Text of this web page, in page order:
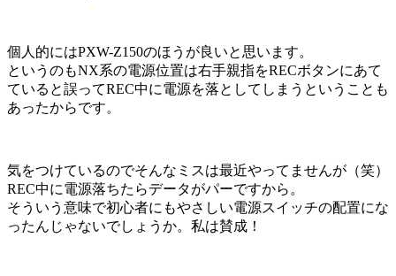
個人的にはPXW-Z150のほうが良いと思います。
というのもNX系の電源位置は右手親指をRECボタンにあて
ていると誤ってREC中に電源を落としてしまうということも
あったからです。
気をつけているのでそんなミスは最近やってませんが（笑）
REC中に電源落ちたらデータがパーですから。
そういう意味で初心者にもやさしい電源スイッチの配置にな
ったんじゃないでしょうか。私は賛成！